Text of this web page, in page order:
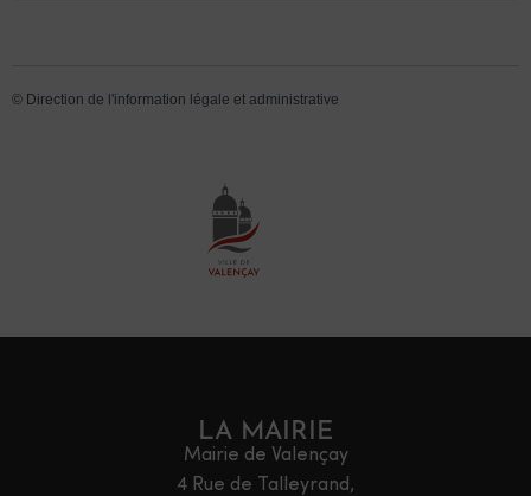
© Direction de l'information légale et administrative
LA MAIRIE
Mairie de Valençay
4 Rue de Talleyrand,